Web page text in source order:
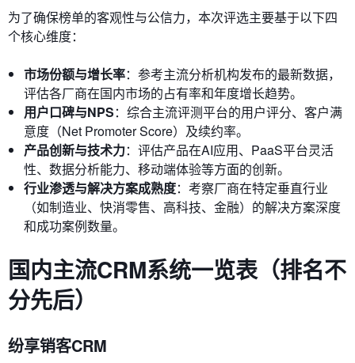
为了确保榜单的客观性与公信力，本次评选主要基于以下四
个核心维度：
市场份额与增长率：参考主流分析机构发布的最新数据，
评估各厂商在国内市场的占有率和年度增长趋势。
用户口碑与NPS：综合主流评测平台的用户评分、客户满
意度（Net Promoter Score）及续约率。
产品创新与技术力：评估产品在AI应用、PaaS平台灵活
性、数据分析能力、移动端体验等方面的创新。
行业渗透与解决方案成熟度：考察厂商在特定垂直行业
（如制造业、快消零售、高科技、金融）的解决方案深度
和成功案例数量。
国内主流CRM系统一览表（排名不
分先后）
纷享销客CRM